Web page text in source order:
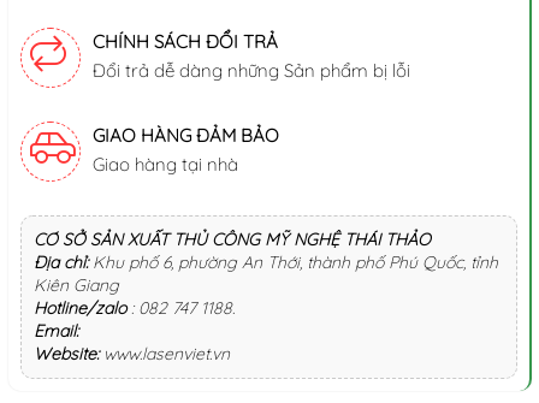
CHÍNH SÁCH ĐỔI TRẢ
Đổi trả dễ dàng những Sản phẩm bị lỗi
GIAO HÀNG ĐẢM BẢO
Giao hàng tại nhà
CƠ SỞ SẢN XUẤT THỦ CÔNG MỸ NGHỆ THÁI THẢO
Địa chỉ:Khu phố 6, phường An Thới, thành phố Phú Quốc, tỉnh
Kiên Giang
Hotline/zalo:082 747 1188.
Email:
Website:www.lasenviet.vn